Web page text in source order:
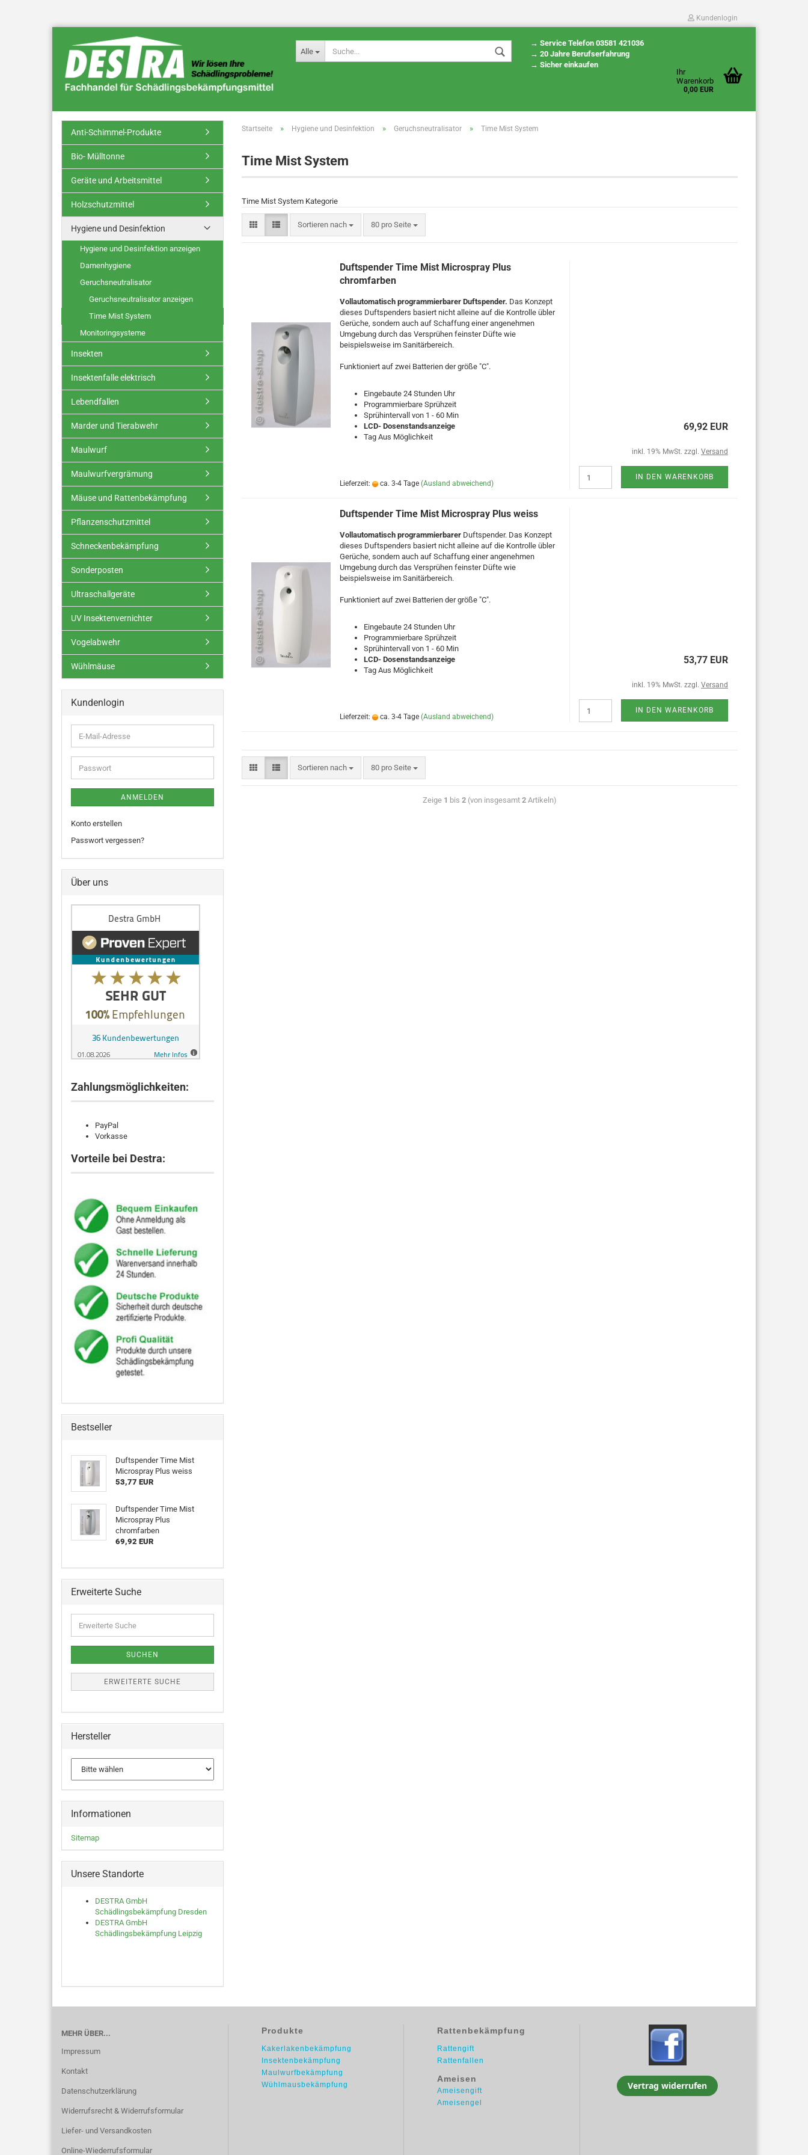
Kundenlogin
Alle
→ Service Telefon 03581 421036
→ 20 Jahre Berufserfahrung
→ Sicher einkaufen
Ihr
Warenkorb
0,00 EUR
Startseite » Hygiene und Desinfektion » Geruchsneutralisator » Time Mist System
Time Mist System
Time Mist System Kategorie
Sortieren nach 80 pro Seite
Duftspender Time Mist Microspray Plus
chromfarben
Vollautomatisch programmierbarer Duftspender. Das Konzept
dieses Duftspenders basiert nicht alleine auf die Kontrolle übler
Gerüche, sondern auch auf Schaffung einer angenehmen
Umgebung durch das Versprühen feinster Düfte wie
beispielsweise im Sanitärbereich.
Funktioniert auf zwei Batterien der größe "C".
Eingebaute 24 Stunden Uhr
Programmierbare Sprühzeit
Sprühintervall von 1 - 60 Min
LCD- Dosenstandsanzeige
Tag Aus Möglichkeit
Lieferzeit: ca. 3-4 Tage (Ausland abweichend)
69,92 EUR
inkl. 19% MwSt. zzgl. Versand
IN DEN WARENKORB
Duftspender Time Mist Microspray Plus weiss
Vollautomatisch programmierbarer Duftspender. Das Konzept
dieses Duftspenders basiert nicht alleine auf die Kontrolle übler
Gerüche, sondern auch auf Schaffung einer angenehmen
Umgebung durch das Versprühen feinster Düfte wie
beispielsweise im Sanitärbereich.
Funktioniert auf zwei Batterien der größe "C".
Eingebaute 24 Stunden Uhr
Programmierbare Sprühzeit
Sprühintervall von 1 - 60 Min
LCD- Dosenstandsanzeige
Tag Aus Möglichkeit
Lieferzeit: ca. 3-4 Tage (Ausland abweichend)
53,77 EUR
inkl. 19% MwSt. zzgl. Versand
IN DEN WARENKORB
Sortieren nach 80 pro Seite
Zeige 1 bis 2 (von insgesamt 2 Artikeln)
Anti-Schimmel-Produkte
Bio- Mülltonne
Geräte und Arbeitsmittel
Holzschutzmittel
Hygiene und Desinfektion
Hygiene und Desinfektion anzeigen
Damenhygiene
Geruchsneutralisator
Geruchsneutralisator anzeigen
Time Mist System
Monitoringsysteme
Insekten
Insektenfalle elektrisch
Lebendfallen
Marder und Tierabwehr
Maulwurf
Maulwurfvergrämung
Mäuse und Rattenbekämpfung
Pflanzenschutzmittel
Schneckenbekämpfung
Sonderposten
Ultraschallgeräte
UV Insektenvernichter
Vogelabwehr
Wühlmäuse
Kundenlogin
ANMELDEN
Konto erstellen
Passwort vergessen?
Über uns
Zahlungsmöglichkeiten:
PayPal
Vorkasse
Vorteile bei Destra:
Bestseller
Duftspender Time Mist
Microspray Plus weiss
53,77 EUR
Duftspender Time Mist
Microspray Plus
chromfarben
69,92 EUR
Erweiterte Suche
SUCHEN
ERWEITERTE SUCHE
Hersteller
Informationen
Sitemap
Unsere Standorte
DESTRA GmbH
Schädlingsbekämpfung Dresden
DESTRA GmbH
Schädlingsbekämpfung Leipzig
MEHR ÜBER...
Impressum
Kontakt
Datenschutzerklärung
Widerrufsrecht & Widerrufsformular
Liefer- und Versandkosten
Online-Wiederrufsformular
Produkte
Kakerlakenbekämpfung
Insektenbekämpfung
Maulwurfbekämpfung
Wühlmausbekämpfung
Rattenbekämpfung
Rattengift
Rattenfallen
Ameisen
Ameisengift
Ameisengel
Vertrag widerrufen